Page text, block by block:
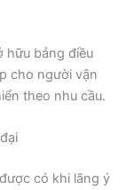
hữu bảng điều
cho người vận
theo nhu cầu.
có khi lãng ý